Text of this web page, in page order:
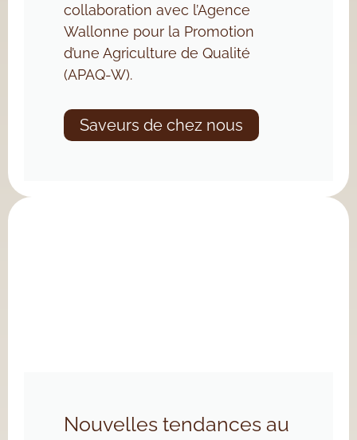
collaboration avec l’Agence
Wallonne pour la Promotion
d’une Agriculture de Qualité
(APAQ-W).
Saveurs de chez nous
Nouvelles tendances au